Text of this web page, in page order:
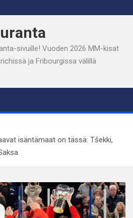
sivuille! Vuoden 2026 MM-kisat
ja Fribourgissa välillä
isäntämaat on tässä: Tšekki,